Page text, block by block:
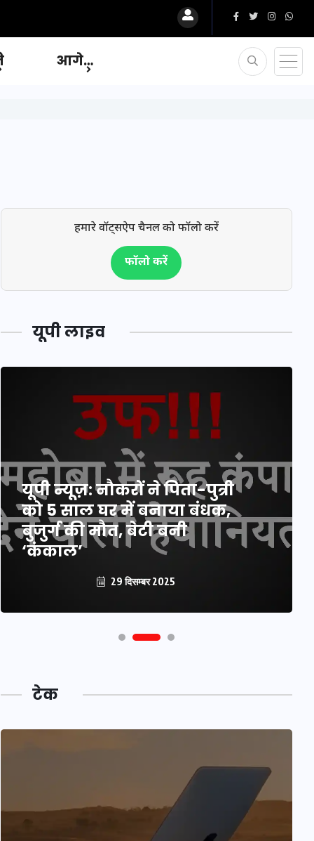
आगे…
हमारे वॉट्सऐप चैनल को फॉलो करें
फॉलो करें
यूपी लाइव
यूपी न्यूज़: नौकरों ने पिता-पुत्री
को 5 साल घर में बनाया बंधक,
बुजुर्ग की मौत, बेटी बनी
‘कंकाल’
29 दिसम्बर 2025
टेक